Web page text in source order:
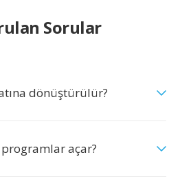
Sorular
dönüştürülür?
programlar açar?